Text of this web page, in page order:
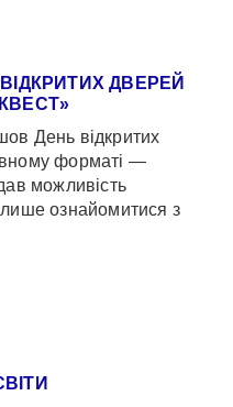
ДВЕРЕЙ
День відкритих
форматі —
можливість
лише ознайомитися з